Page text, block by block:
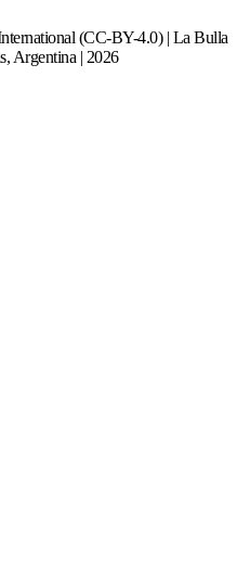
(CC-BY-4.0) | La Bulla
Argentina | 2026